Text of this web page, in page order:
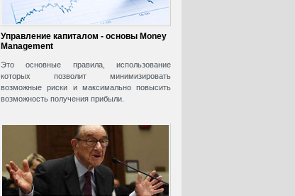
Управление капиталом - основы Money
Management
Это основные правила, использование
которых позволит минимизировать
возможные риски и максимально повысить
возможность получения прибыли.